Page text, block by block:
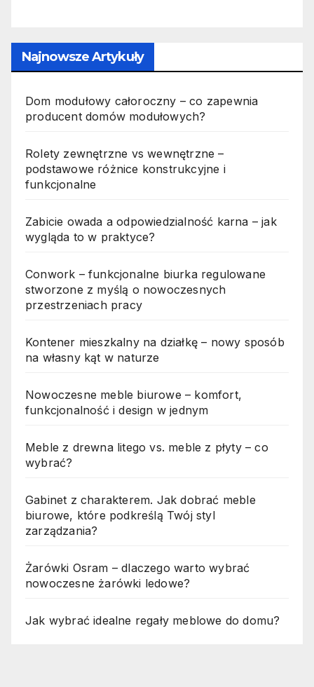
Najnowsze Artykuły
Dom modułowy całoroczny – co zapewnia
producent domów modułowych?
Rolety zewnętrzne vs wewnętrzne –
podstawowe różnice konstrukcyjne i
funkcjonalne
Zabicie owada a odpowiedzialność karna – jak
wygląda to w praktyce?
Conwork – funkcjonalne biurka regulowane
stworzone z myślą o nowoczesnych
przestrzeniach pracy
Kontener mieszkalny na działkę – nowy sposób
na własny kąt w naturze
Nowoczesne meble biurowe – komfort,
funkcjonalność i design w jednym
Meble z drewna litego vs. meble z płyty – co
wybrać?
Gabinet z charakterem. Jak dobrać meble
biurowe, które podkreślą Twój styl
zarządzania?
Żarówki Osram – dlaczego warto wybrać
nowoczesne żarówki ledowe?
Jak wybrać idealne regały meblowe do domu?